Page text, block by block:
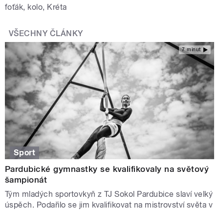
foťák, kolo, Kréta
VŠECHNY ČLÁNKY
7 minut
Sport
Pardubické gymnastky se kvalifikovaly na světový
šampionát
Tým mladých sportovkyň z TJ Sokol Pardubice slaví velký
úspěch. Podařilo se jim kvalifikovat na mistrovství světa v